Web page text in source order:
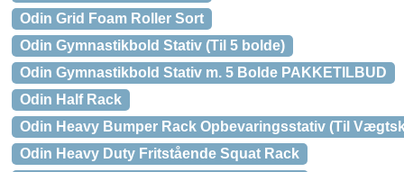
Odin Grid Foam Roller Sort
Odin Gymnastikbold Stativ (Til 5 bolde)
Odin Gymnastikbold Stativ m. 5 Bolde PAKKETILBUD
Odin Half Rack
Odin Heavy Bumper Rack Opbevaringsstativ (Til
Odin Heavy Duty Fritstående Squat Rack